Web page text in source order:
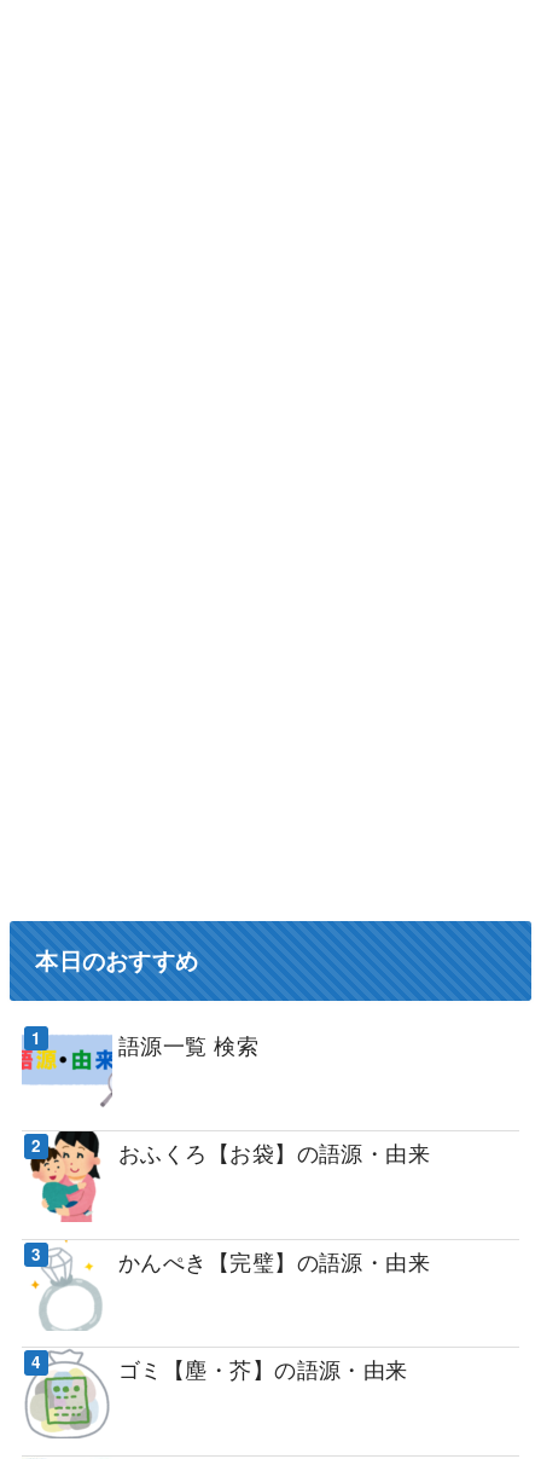
本日のおすすめ
語源一覧 検索
おふくろ【お袋】の語源・由来
かんぺき【完璧】の語源・由来
ゴミ【塵・芥】の語源・由来